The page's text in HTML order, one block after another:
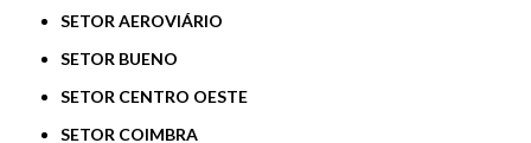
SETOR AEROVIÁRIO
SETOR BUENO
SETOR CENTRO OESTE
SETOR COIMBRA